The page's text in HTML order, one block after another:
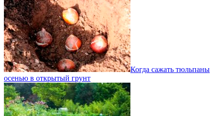
Когда сажать тюльпаны
осенью в открытый грунт